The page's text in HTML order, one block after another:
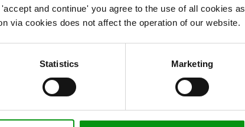
and continue' you agree to the use of all cookies as
via cookies does not affect the operation of our website.
Statistics Marketing